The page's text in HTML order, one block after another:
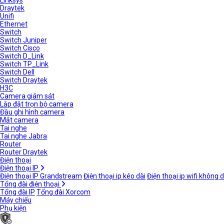
Draytek
Unifi
Ethernet
Switch
Switch Juniper
Switch Cisco
Switch D_Link
Switch TP_Link
Switch Dell
Switch Draytek
H3C
Camera giám sát
Lắp đặt trọn bộ camera
Đầu ghi hình camera
Mắt camera
Tai nghe
Tai nghe Jabra
Router
Router Draytek
Điện thoại
Điện thoại IP
Điện thoại IP Grandstream Điện thoại ip kéo dài Điện thoại ip wifi không
Tổng đài điện thoại
Tổng đài IP Tổng đài Xorcom
Máy chiếu
Phụ kiện